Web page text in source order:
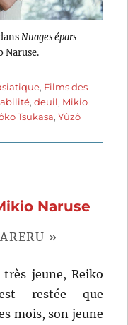
Nuages épars
Naruse.
, Films des
,deuil, Mikio
Tsukasa,Yûzô
Naruse
»
très jeune, Reiko
restée que
mois, son jeune